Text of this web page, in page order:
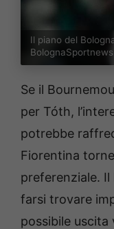
Il piano del
BolognaSportnews
Se il
per Tóth,
potrebbe
Fiorentina
preferenziale. Il
farsi trovare
possibile